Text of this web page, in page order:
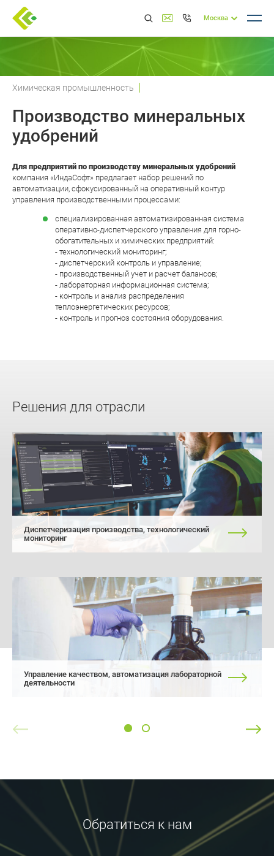
Москва
Химическая промышленность
Производство минеральных
удобрений
Для предприятий по производству минеральных удобрений
компания «ИндаСофт» предлагает набор решений по
автоматизации, сфокусированный на оперативный контур
управления производственными процессами:
специализированная автоматизированная система
оперативно-диспетчерского управления для горно-
обогатительных и химических предприятий:
- технологический мониторинг;
- диспетчерский контроль и управление;
- производственный учет и расчет балансов;
- лабораторная информационная система;
- контроль и анализ распределения
теплоэнергетических ресурсов;
- контроль и прогноз состояния оборудования.
Решения для отрасли
Диспетчеризация производства, технологический
мониторинг
Управление качеством, автоматизация лабораторной
деятельности
Обратиться к нам